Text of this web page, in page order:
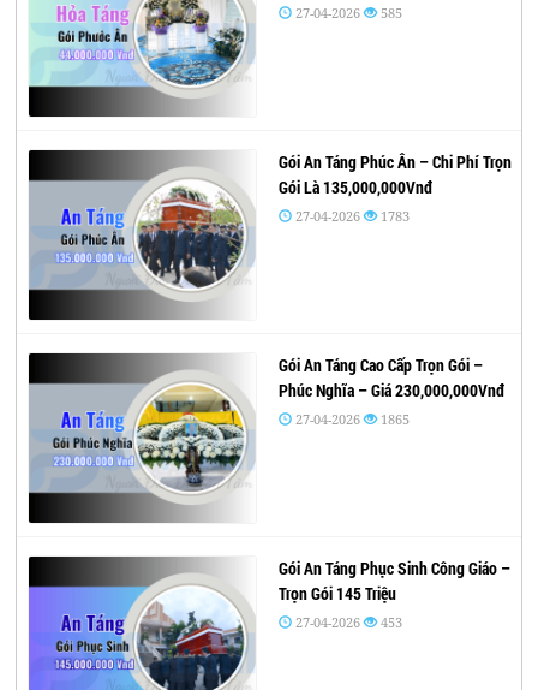
27-04-2026 585
Gói An Táng Phúc Ân – Chi Phí Trọn
Gói Là 135,000,000Vnđ
27-04-2026 1783
Gói An Táng Cao Cấp Trọn Gói –
Phúc Nghĩa – Giá 230,000,000Vnđ
27-04-2026 1865
Gói An Táng Phục Sinh Công Giáo –
Trọn Gói 145 Triệu
27-04-2026 453